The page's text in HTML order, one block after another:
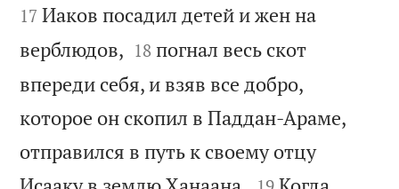
17 Иаков посадил детей и жен на
верблюдов, 

18 погнал весь скот
впереди себя, и взяв все добро,
которое он скопил в Паддан-Араме,
отправился в путь к своему отцу